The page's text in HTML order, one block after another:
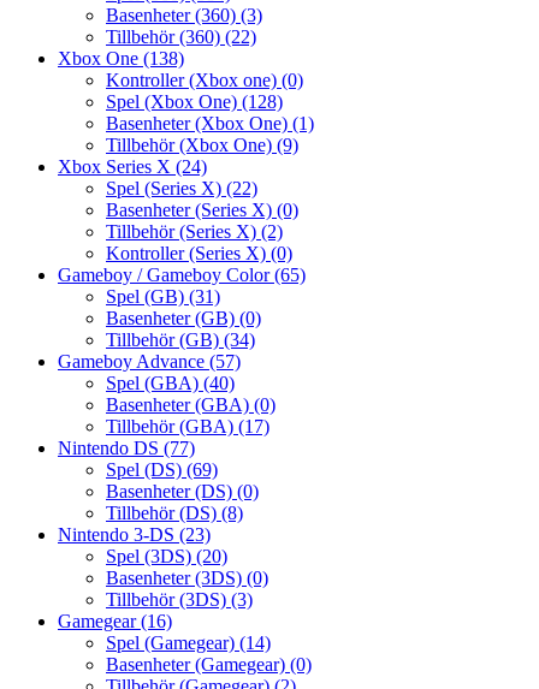
Basenheter (360) (3)
Tillbehör (360) (22)
Xbox One (138)
Kontroller (Xbox one) (0)
Spel (Xbox One) (128)
Basenheter (Xbox One) (1)
Tillbehör (Xbox One) (9)
Xbox Series X (24)
Spel (Series X) (22)
Basenheter (Series X) (0)
Tillbehör (Series X) (2)
Kontroller (Series X) (0)
Gameboy / Gameboy Color(65)
Spel (GB) (31)
Basenheter (GB) (0)
Tillbehör (GB) (34)
Gameboy Advance (57)
Spel (GBA) (40)
Basenheter (GBA) (0)
Tillbehör (GBA) (17)
Nintendo DS (77)
Spel (DS) (69)
Basenheter (DS) (0)
Tillbehör (DS) (8)
Nintendo 3-DS (23)
Spel (3DS) (20)
Basenheter (3DS) (0)
Tillbehör (3DS) (3)
Gamegear(16)
Spel (Gamegear) (14)
Basenheter (Gamegear) (0)